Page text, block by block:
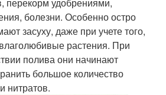
болезни. Особенно остро
засуху, даже при учете того,
растения. При
полива они начинают
большое количество
нитратов.